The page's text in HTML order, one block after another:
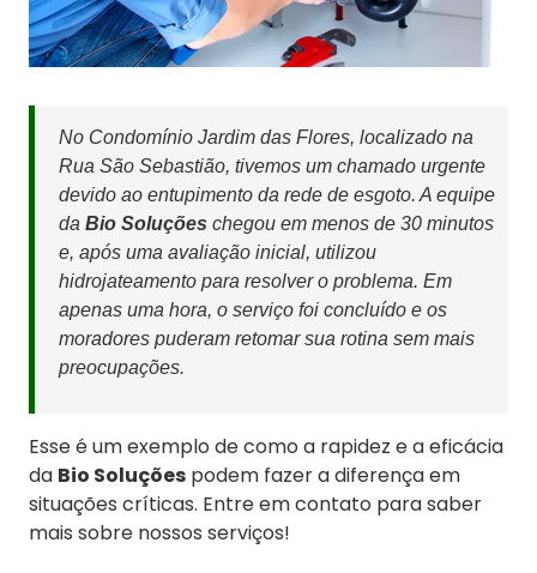
No Condomínio Jardim das Flores, localizado na
Rua São Sebastião, tivemos um chamado urgente
devido ao entupimento da rede de esgoto. A equipe
da Bio Soluções chegou em menos de 30 minutos
e, após uma avaliação inicial, utilizou
hidrojateamento para resolver o problema. Em
apenas uma hora, o serviço foi concluído e os
moradores puderam retomar sua rotina sem mais
preocupações.
Esse é um exemplo de como a rapidez e a eficácia
da Bio Soluções podem fazer a diferença em
situações críticas. Entre em contato para saber
mais sobre nossos serviços!